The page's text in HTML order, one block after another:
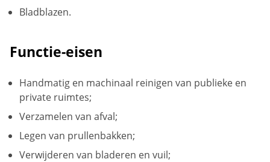
Bladblazen.
Functie-eisen
Handmatig en machinaal reinigen van publieke en
private ruimtes;
Verzamelen van afval;
Legen van prullenbakken;
Verwijderen van bladeren en vuil;